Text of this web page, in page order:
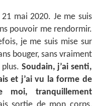
mai 2020. Je me suis
pouvoir me rendormir.
je me suis mise sur
bouger, sans vraiment
Soudain, j’ai senti,
et j’ai vu la forme de
moi, tranquillement